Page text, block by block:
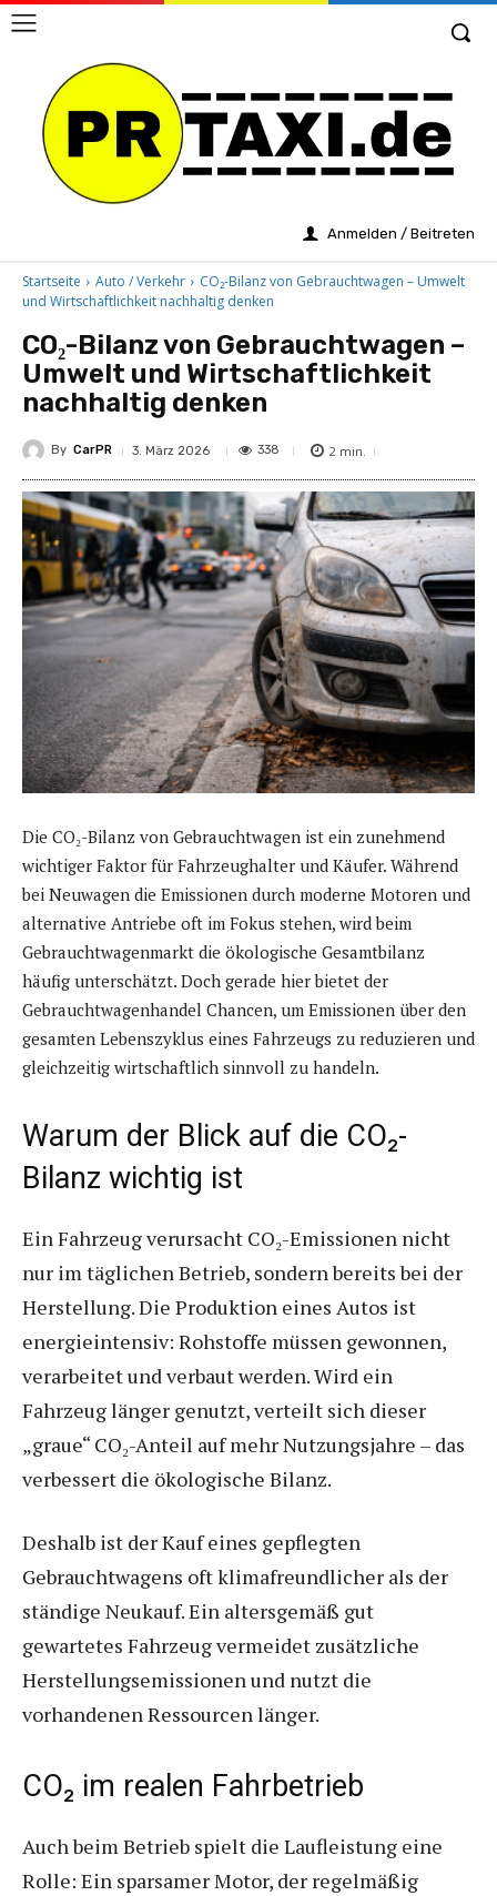
Anmelden / Beitreten
Startseite Auto / Verkehr
CO₂-Bilanz von Gebrauchtwagen – Umwelt
und Wirtschaftlichkeit nachhaltig denken
CO₂-Bilanz von Gebrauchtwagen –
Umwelt und Wirtschaftlichkeit
nachhaltig denken
By CarPR 3. März 2026 338 2 min.
Die CO₂-Bilanz von Gebrauchtwagen ist ein zunehmend
wichtiger Faktor für Fahrzeughalter und Käufer. Während
bei Neuwagen die Emissionen durch moderne Motoren und
alternative Antriebe oft im Fokus stehen, wird beim
Gebrauchtwagenmarkt die ökologische Gesamtbilanz
häufig unterschätzt. Doch gerade hier bietet der
Gebrauchtwagenhandel Chancen, um Emissionen über den
gesamten Lebenszyklus eines Fahrzeugs zu reduzieren und
gleichzeitig wirtschaftlich sinnvoll zu handeln.
Warum der Blick auf die CO₂-
Bilanz wichtig ist
Ein Fahrzeug verursacht CO₂-Emissionen nicht
nur im täglichen Betrieb, sondern bereits bei der
Herstellung. Die Produktion eines Autos ist
energieintensiv: Rohstoffe müssen gewonnen,
verarbeitet und verbaut werden. Wird ein
Fahrzeug länger genutzt, verteilt sich dieser
„graue“ CO₂-Anteil auf mehr Nutzungsjahre – das
verbessert die ökologische Bilanz.
Deshalb ist der Kauf eines gepflegten
Gebrauchtwagens oft klimafreundlicher als der
ständige Neukauf. Ein altersgemäß gut
gewartetes Fahrzeug vermeidet zusätzliche
Herstellungsemissionen und nutzt die
vorhandenen Ressourcen länger.
CO₂ im realen Fahrbetrieb
Auch beim Betrieb spielt die Laufleistung eine
Rolle: Ein sparsamer Motor, der regelmäßig